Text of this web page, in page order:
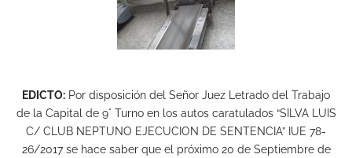
EDICTO: Por disposición del Señor Juez Letrado del Trabajo
de la Capital de 9° Turno en los autos caratulados “SILVA LUIS
C/ CLUB NEPTUNO EJECUCION DE SENTENCIA” IUE 78-
26/2017 se hace saber que el próximo 20 de Septiembre de